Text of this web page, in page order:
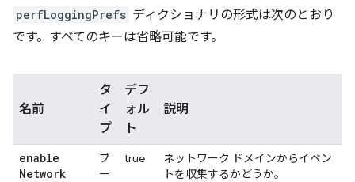
perfLoggingPrefs ディクショナリの形式は次のとおり
です。すべてのキーは省略可能です。
名前
タ
イ
プ
デフ
ォル
ト
説明
enable
Network
ブ
ー
true
ネットワーク ドメインからイベン
トを収集するかどうか。